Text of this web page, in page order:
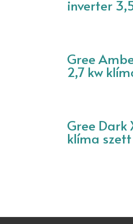
inverter
Gree
2,7 kw
Gree Dark
klíma szett